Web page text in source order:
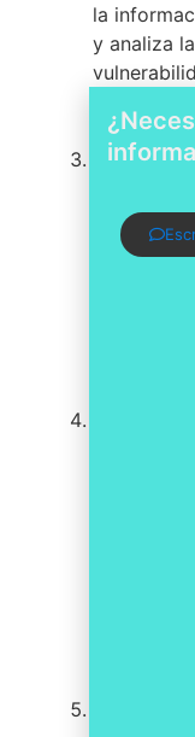
la
y analiza
Gestión
y
los
datos.
controles
de datos
sistema
políticas,